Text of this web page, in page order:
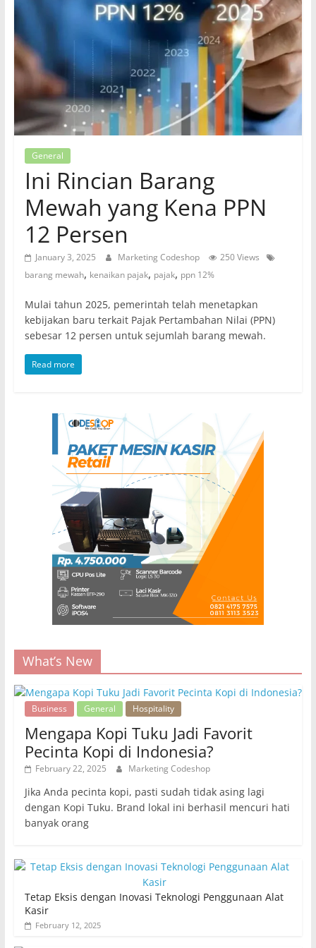
General
Ini Rincian Barang
Mewah yang Kena PPN
12 Persen
January 3, 2025 Marketing Codeshop
250 Views
barang mewah, kenaikan pajak, pajak, ppn 12%
Mulai tahun 2025, pemerintah telah menetapkan
kebijakan baru terkait Pajak Pertambahan Nilai (PPN)
sebesar 12 persen untuk sejumlah barang mewah.
Read more
What’s New
Business General Hospitality
Mengapa Kopi Tuku Jadi Favorit
Pecinta Kopi di Indonesia?
February 22, 2025 Marketing Codeshop
Jika Anda pecinta kopi, pasti sudah tidak asing lagi
dengan Kopi Tuku. Brand lokal ini berhasil mencuri hati
banyak orang
Tetap Eksis dengan Inovasi Teknologi Penggunaan Alat
Kasir
February 12, 2025